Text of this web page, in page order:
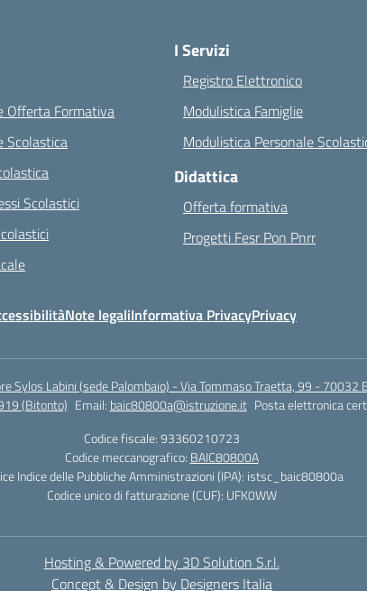
Offerta Formativa
Scolastica
Scolastici
I Servizi
Registro Elettronico
Modulistica Famiglie
Modulistica Personale
Didattica
Offerta formativa
Progetti Fesr Pon Pnrr
Note legaliInformativa PrivacyPrivacy
Sylos Labini (sede Palombaio) - Via Tommaso Traetta, 99 - 70032
(Bitonto) Email: baic80800a@istruzione.it Posta elettronica
Codice fiscale: 93360210723
Codice meccanografico: BAIC80800A
Indice delle Pubbliche Amministrazioni (IPA): istsc_baic80800a
Codice unico di fatturazione (CUF): UFK0WW
Hosting & Powered by 3D Solution S.r.l.
Concept & Design by Designers Italia